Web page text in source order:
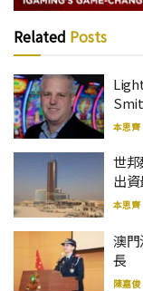
Related Posts
本思齊
世
出
本思齊
澳
長
陳嘉俊